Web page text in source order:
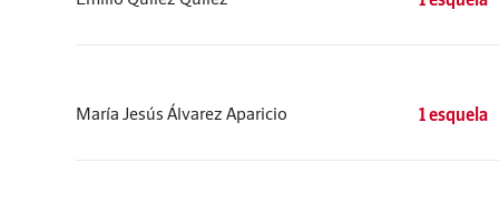
María Jesús Álvarez Aparicio 1 esquela